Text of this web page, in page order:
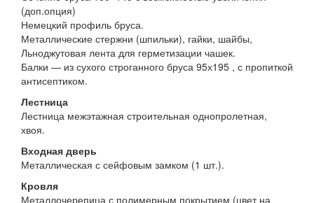
(доп.опция)
Немецкий профиль бруса.
Металлические стержни (шпильки), гайки, шайбы,
Льноджутовая лента для герметизации чашек.
Балки — из сухого строганного бруса 95х195 , с пропиткой
антисептиком.
Лестница
Лестница межэтажная строительная однопролетная,
хвоя.
Входная дверь
Металлическая с сейфовым замком (1 шт.).
Кровля
Металлочерепица с полимерным покрытием (цвет на